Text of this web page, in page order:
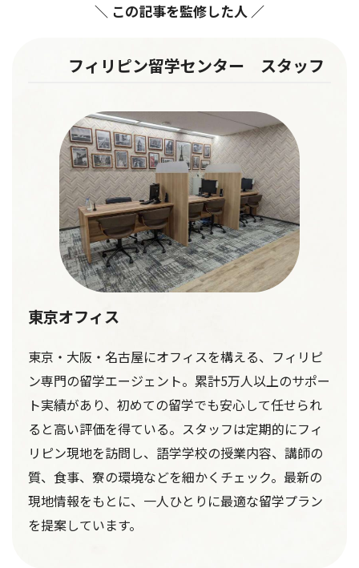
＼ この記事を監修した人 ／
フィリピン留学センター スタッフ
東京オフィス
東京・大阪・名古屋にオフィスを構える、フィリピ
ン専門の留学エージェント。累計5万人以上のサポー
ト実績があり、初めての留学でも安心して任せられ
ると高い評価を得ている。スタッフは定期的にフィ
リピン現地を訪問し、語学学校の授業内容、講師の
質、食事、寮の環境などを細かくチェック。最新の
現地情報をもとに、一人ひとりに最適な留学プラン
を提案しています。